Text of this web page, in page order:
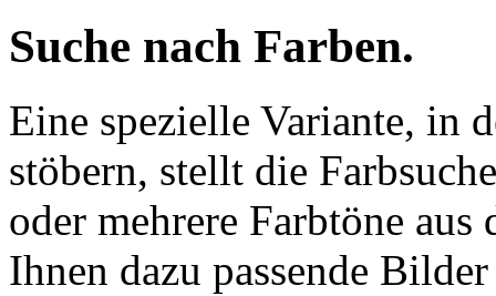
Suche nach Farben.
Eine spezielle Variante, in
stöbern, stellt die
oder mehrere Farbtöne
Ihnen dazu passende